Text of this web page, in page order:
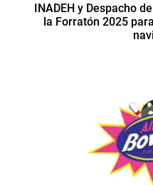
INADEH y Despacho
la Forratón 2025